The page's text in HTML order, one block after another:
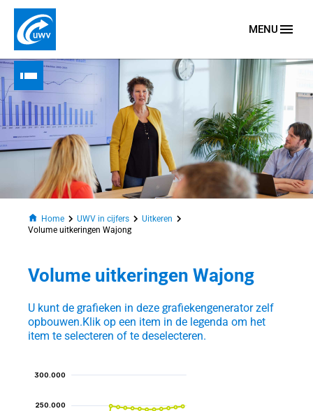
Naar homepage
MENU
Home UWV in cijfers
Uitkeren
Volume uitkeringen Wajong
Volume uitkeringen Wajong
U kunt de grafieken in deze grafiekengenerator zelf
opbouwen.Klik op een item in de legenda om het
item te selecteren of te deselecteren.
250.000
300.000